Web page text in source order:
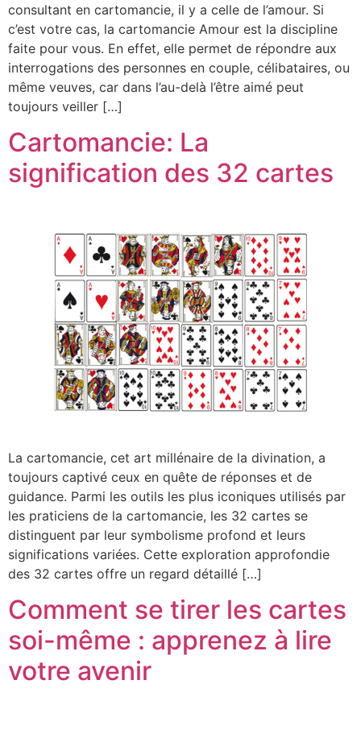
consultant en cartomancie, il y a celle de l’amour. Si
c’est votre cas, la cartomancie Amour est la discipline
faite pour vous. En effet, elle permet de répondre aux
interrogations des personnes en couple, célibataires, ou
même veuves, car dans l’au-delà l’être aimé peut
toujours veiller […]
Cartomancie: La
signification des 32 cartes
La cartomancie, cet art millénaire de la divination, a
toujours captivé ceux en quête de réponses et de
guidance. Parmi les outils les plus iconiques utilisés par
les praticiens de la cartomancie, les 32 cartes se
distinguent par leur symbolisme profond et leurs
significations variées. Cette exploration approfondie
des 32 cartes offre un regard détaillé […]
Comment se tirer les cartes
soi-même : apprenez à lire
votre avenir